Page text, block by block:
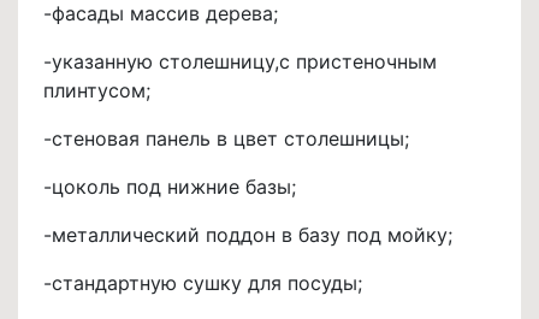
-фасады массив дерева;
-указанную столешницу,с пристеночным
плинтусом;
-стеновая панель в цвет столешницы;
-цоколь под нижние базы;
-металлический поддон в базу под мойку;
-стандартную сушку для посуды;